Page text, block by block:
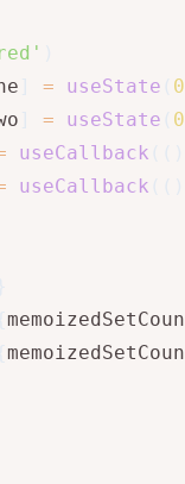
= useState
0
= useState
0
useCallback
useCallback